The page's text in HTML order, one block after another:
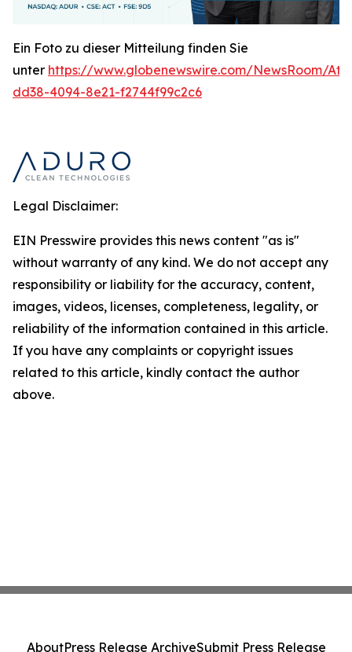
Ein Foto zu dieser Mitteilung finden Sie
unter https://www.globenewswire.com/NewsRoom/
dd38-4094-8e21-f2744f99c2c6
Legal Disclaimer:
EIN Presswire provides this news content "as is"
without warranty of any kind. We do not accept any
responsibility or liability for the accuracy, content,
images, videos, licenses, completeness, legality, or
reliability of the information contained in this article.
If you have any complaints or copyright issues
related to this article, kindly contact the author
above.
AboutPress Release ArchiveSubmit Press Release